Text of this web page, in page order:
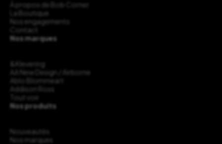
À propos de Bob Corner
La Boutique
Nos engagements
Contact
Nos marques
&Klevering
AA New Design / Airborne
Ablo Blommeart
Addison Ross
Tout voir
Nos produits
Nouveautés
Nos marques